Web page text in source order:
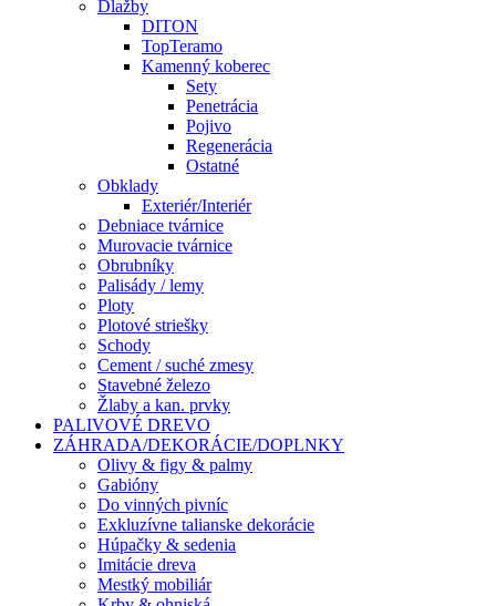
Dlažby
DITON
TopTeramo
Kamenný koberec
Sety
Penetrácia
Pojivo
Regenerácia
Ostatné
Obklady
Exteriér/Interiér
Debniace tvárnice
Murovacie tvárnice
Obrubníky
Palisády / lemy
Ploty
Plotové striešky
Schody
Cement / suché zmesy
Stavebné železo
Žlaby a kan. prvky
PALIVOVÉ DREVO
ZÁHRADA/DEKORÁCIE/DOPLNKY
Olivy & figy & palmy
Gabióny
Do vinných pivníc
Exkluzívne talianske dekorácie
Húpačky & sedenia
Imitácie dreva
Mestký mobiliár